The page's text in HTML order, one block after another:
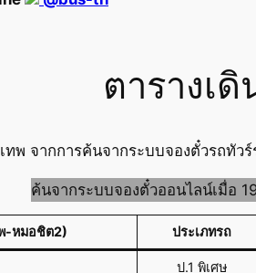
ตารางเดิ
ทพ จากการค้นจากระบบจองตั๋วรถทั
ค้นจากระบบจองตั๋วออนไลน์เมื่อ
พ-หมอชิต2) ประเภทรถ
ป.1 พิเศษ